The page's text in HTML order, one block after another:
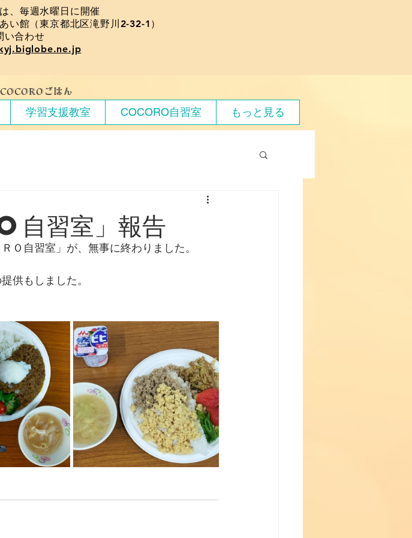
、毎週水曜日に開催
い館（東京都北区滝野川2-32-1）
合わせ
ごはん
学習支援教室 COCORO自習室 もっと見る
習室」報告
Ｏ自習室」が、無事に終わりました。
供もしました。